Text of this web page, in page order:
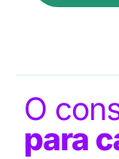
O
para